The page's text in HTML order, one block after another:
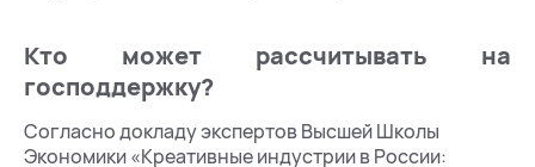
Кто может рассчитывать на
господдержку?
Согласно докладу экспертов Высшей Школы
Экономики «Креативные индустрии в России: